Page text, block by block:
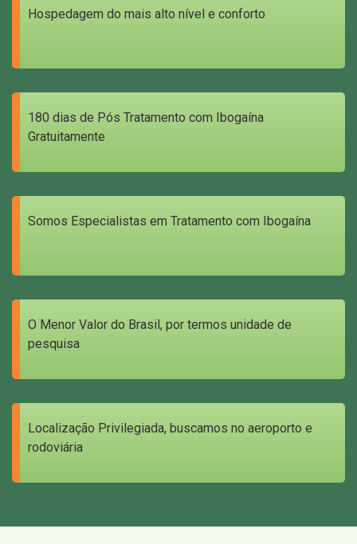
Hospedagem do mais alto nível e conforto
180 dias de Pós Tratamento com Ibogaína
Gratuitamente
Somos Especialistas em Tratamento com Ibogaína
O Menor Valor do Brasil, por termos unidade de
pesquisa
Localização Privilegiada, buscamos no aeroporto e
rodoviária